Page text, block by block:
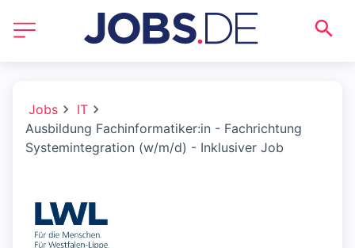
Jobs
IT
Ausbildung Fachinformatiker:in - Fachrichtung
Systemintegration (w/m/d) - Inklusiver Job